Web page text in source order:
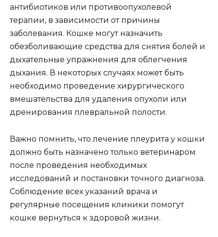
антибиотиков или противоопухолевой
терапии, в зависимости от причины
заболевания. Кошке могут назначить
обезболивающие средства для снятия болей и
дыхательные упражнения для облегчения
дыхания. В некоторых случаях может быть
необходимо проведение хирургического
вмешательства для удаления опухоли или
дренирования плевральной полости.
Важно помнить, что лечение плеурита у кошки
должно быть назначено только ветеринаром
после проведения необходимых
исследований и постановки точного диагноза.
Соблюдение всех указаний врача и
регулярные посещения клиники помогут
кошке вернуться к здоровой жизни.